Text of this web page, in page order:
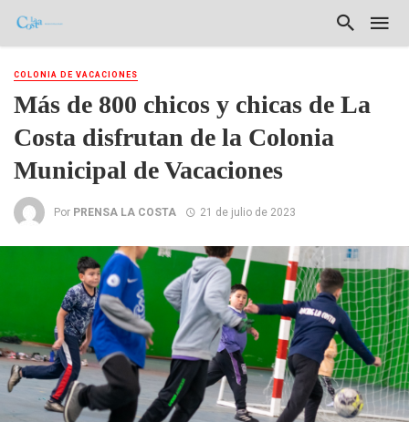
COLONIA DE VACACIONES
Más de 800 chicos y chicas de La
Costa disfrutan de la Colonia
Municipal de Vacaciones
Por PRENSA LA COSTA 21 de julio de 2023